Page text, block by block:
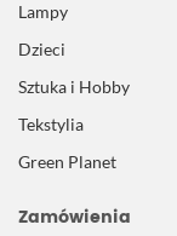
Lampy
Dzieci
Sztuka i Hobby
Tekstylia
Green Planet
Zamówienia